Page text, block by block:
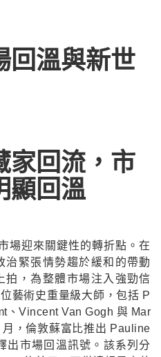
回溫與新世
家回流，市
顯回溫
場迎來關鍵性的轉折點。在
治緊張情勢趨於緩和的帶動
拍，為整體市場注入強勁信
藝術史重量級大師，包括 P
、Vincent Van Gogh 與 Mar
，倫敦蘇富比推出 Pauline
出市場回溫訊號。該系列分